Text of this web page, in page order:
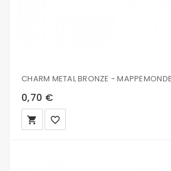
CHARM METAL BRONZE - MAPPEMONDE
0,70 €
local_grocery_store favorite_border